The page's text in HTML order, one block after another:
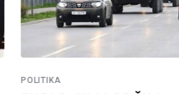
POLITIKA